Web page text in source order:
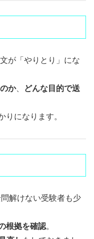
が「やりとり」にな
か、
どんな目的で送
りになります。
解けない受験者も少
根拠を確認。